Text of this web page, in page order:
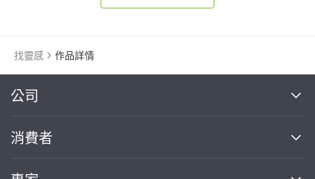
找靈感 作品詳情
公司
關於我們
消費者
買服務
繼續完成